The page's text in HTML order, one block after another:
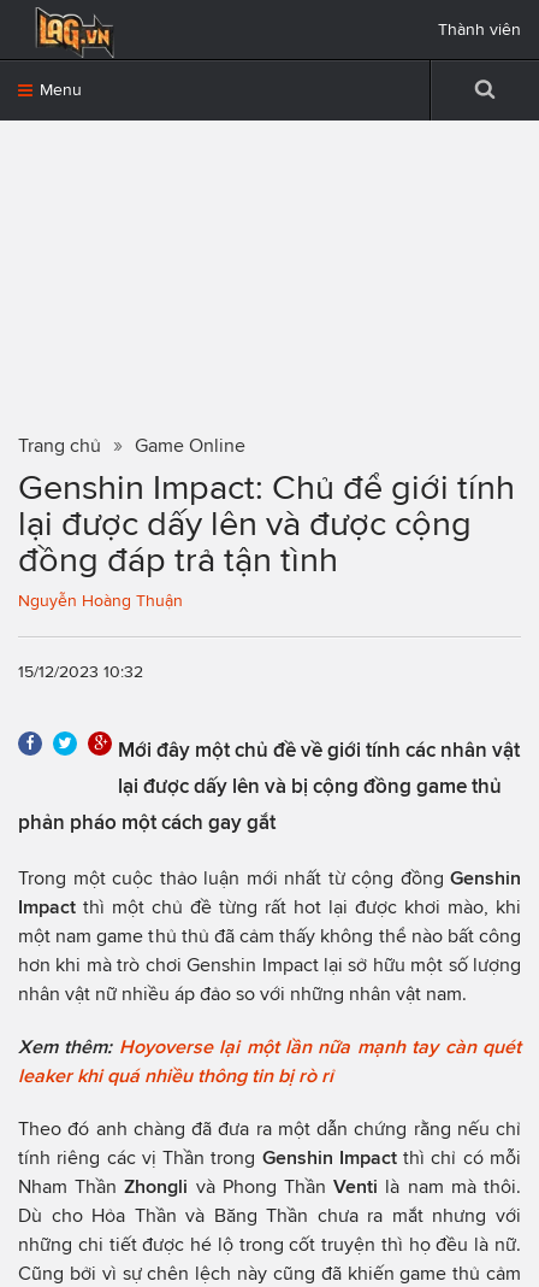
Menu
Thành viên
Trang chủ Game Online
Genshin Impact: Chủ để giới tính
lại được dấy lên và được cộng
đồng đáp trả tận tình
Nguyễn Hoàng Thuận
15/12/2023 10:32
Mới đây một chủ đề về giới tính các nhân vật
lại được dấy lên và bị cộng đồng game thủ
phản pháo một cách gay gắt
Trong một cuộc thảo luận mới nhất từ cộng đồng Genshin
Impact thì một chủ đề từng rất hot lại được khơi mào, khi
một nam game thủ thủ đã cảm thấy không thể nào bất công
hơn khi mà trò chơi Genshin Impact lại sở hữu một số lượng
nhân vật nữ nhiều áp đảo so với những nhân vật nam.
Xem thêm: Hoyoverse lại một lần nữa mạnh tay càn quét
leaker khi quá nhiều thông tin bị rò rỉ
Theo đó anh chàng đã đưa ra một dẫn chứng rằng nếu chỉ
tính riêng các vị Thần trong Genshin Impactthì chỉ có mỗi
Nham ThầnZhongli và Phong ThầnVenti là nam mà thôi.
Dù cho Hỏa Thần và Băng Thần chưa ra mắt nhưng với
những chi tiết được hé lộ trong cốt truyện thì họ đều là nữ.
Cũng bởi vì sự chên lệch này cũng đã khiến game thủ cảm